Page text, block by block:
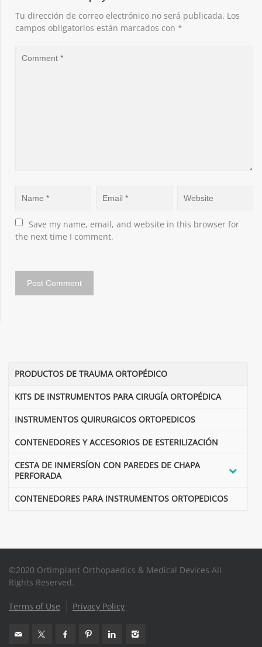
Tu dirección de correo electrónico no será publicada. Los
campos obligatorios están marcados con *
Save my name, email, and website in this browser for
the next time I comment.
PRODUCTOS DE TRAUMA ORTOPÉDICO
KITS DE INSTRUMENTOS PARA CIRUGÍA ORTOPÉDICA
INSTRUMENTOS QUIRURGICOS ORTOPEDICOS
CONTENEDORES Y ACCESORIOS DE ESTERILIZACIÓN
CESTA DE INMERSÍON CON PAREDES DE CHAPA
PERFORADA
CONTENEDORES PARA INSTRUMENTOS ORTOPEDICOS
©2020 Ortimplant Orthopaedics & Medical Devices All
Rights Reserved.
Terms of Use Privacy Policy